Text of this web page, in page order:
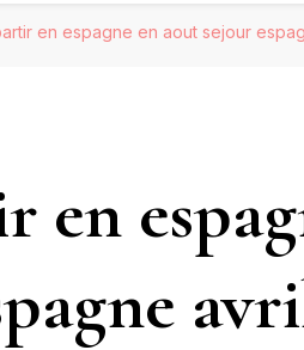
en espagne en aout sejour
en